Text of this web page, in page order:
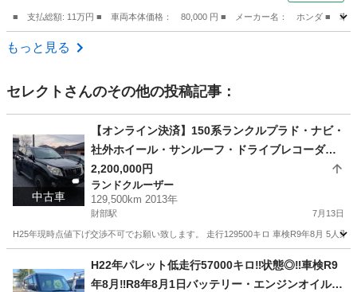
■ 支払総額: 11万円 ■ 車両本体価格： 80,000 円 ■ メーカー名： ホンダ ■ 車種
福岡 古賀市
もっと見る
セレクト さんのその他の投稿記事：
中古車
【オンライン決済】150系ランクルプラド・ナビ・
社外ホイール・サンルーフ・ドライブレコーダー
前後付き。
2,200,000円
ランドクルーザー
129,500km 2013年
財部駅 7月13日
H25年現時点値下げ交渉不可でお願い致します。 走行129500キロ 車検R9年8月 5人
財部駅 ランドクルーザー ランクルプラド
H22年パレット低走行57000キロ‼️状態◎‼️車検R9
年8月‼️R8年8月1日バッテリー・エンジンオイル・